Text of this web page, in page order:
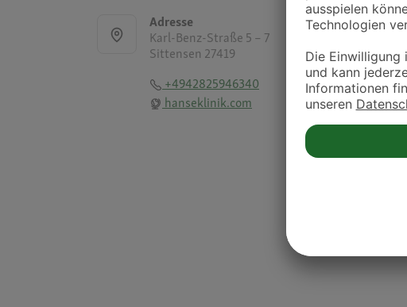
Adresse
Karl-Benz-Straße 5 – 7
Sittensen 27419
+4942825946340
hanseklinik.com